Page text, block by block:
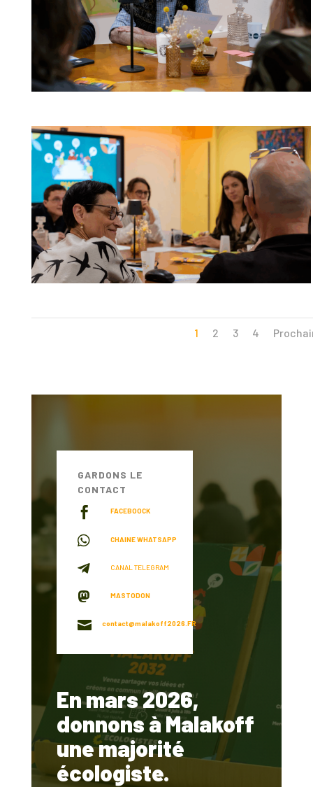
1 2 3 4
GARDONS LE
CONTACT
 FACEBOOCK
 CHAINE WHATSAPP
 CANAL TELEGRAM
 MASTODON
 contact@malakoff2026.FR
En mars 2026,
donnons à Malakoff
une majorité
écologiste.